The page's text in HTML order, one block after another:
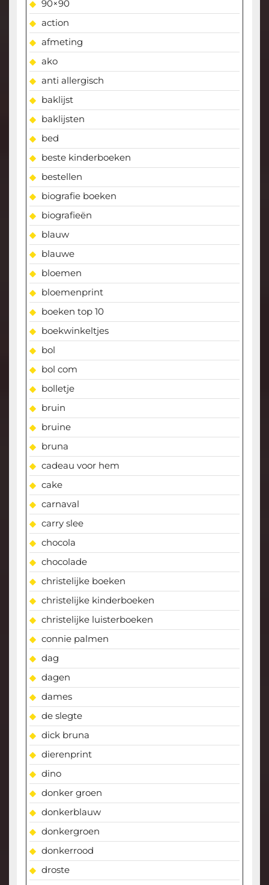
90×90
action
afmeting
ako
anti allergisch
baklijst
baklijsten
bed
beste kinderboeken
bestellen
biografie boeken
biografieën
blauw
blauwe
bloemen
bloemenprint
boeken top 10
boekwinkeltjes
bol
bol com
bolletje
bruin
bruine
bruna
cadeau voor hem
cake
carnaval
carry slee
chocola
chocolade
christelijke boeken
christelijke kinderboeken
christelijke luisterboeken
connie palmen
dag
dagen
dames
de slegte
dick bruna
dierenprint
dino
donker groen
donkerblauw
donkergroen
donkerrood
droste